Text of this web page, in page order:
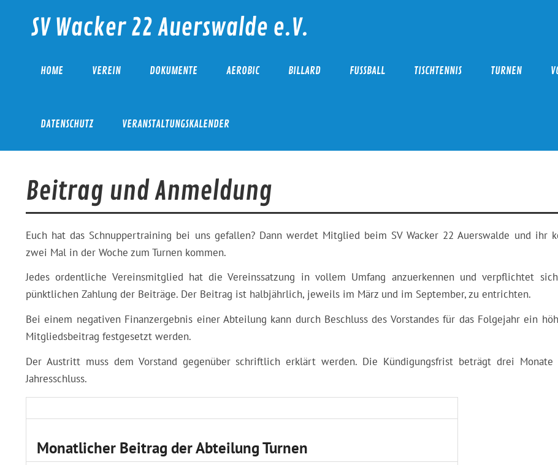
contentSV Wacker 22 Auerswalde e.V.
HOME VEREIN DOKUMENTE AEROBIC BILLARD FUSSBALL TISCHTENNIS TURNEN
DATENSCHUTZ VERANSTALTUNGSKALENDER
Beitrag und Anmeldung
Euch hat das Schnuppertraining bei uns gefallen? Dann werdet Mitglied beim SV Wacker 22 Auerswalde und ihr
zwei Mal in der Woche zum Turnen kommen.
Jedes ordentliche Vereinsmitglied hat die Vereinssatzung in vollem Umfang anzuerkennen und verpflichtet
pünktlichen Zahlung der Beiträge. Der Beitrag ist halbjährlich, jeweils im März und im September, zu entrichten.
Bei einem negativen Finanzergebnis einer Abteilung kann durch Beschluss des Vorstandes für das Folgejahr ein
Mitgliedsbeitrag festgesetzt werden.
Der Austritt muss dem Vorstand gegenüber schriftlich erklärt werden. Die Kündigungsfrist beträgt drei Monate
Jahresschluss.
Monatlicher Beitrag der Abteilung Turnen